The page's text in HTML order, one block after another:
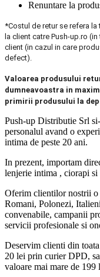
Renuntare la
*Costul de retur se refera
la client catre Push-up.ro
client (in cazul in care
defect).
Valoarea produsului
dumneavoastra in
primirii produsului la
Push-up Distributie Srl
personalul avand o
intima de peste 20 ani.
In prezent, importam
lenjerie intima , ciorapi
Oferim clientilor nostrii o
Romani, Polonezi,
convenabile, campanii
servicii profesionale si
Deservim clienti din
20 lei prin curier DPD,
valoare mai mare de 199